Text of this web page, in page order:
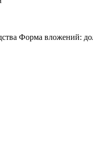
Форма вложений: